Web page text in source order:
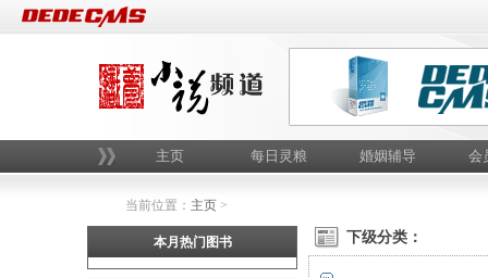
主页 每日灵粮 婚姻辅导 会
当前位置： 主页 >
本月热门图书 下级分类：